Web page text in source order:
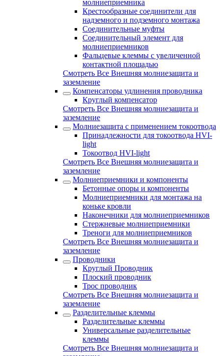
молниеприемника
Крестообразные соединители для
надземного и подземного монтажа
Соединительные муфты
Соединительный элемент для
молниеприемников
Фальцевые клеммы с увеличенной
контактной площадью
Смотреть Все Внешняя молниезащита и
заземление
Компенсаторы удлинения проводника
Круглый компенсатор
Смотреть Все Внешняя молниезащита и
заземление
Молниезащита с применением токоотвода
Принадлежности для токоотвода HVI-
light
Токоотвод HVI-light
Смотреть Все Внешняя молниезащита и
заземление
Молниеприемники и компоненты
Бетонные опоры и компоненты
Молниеприемники для монтажа на
коньке кровли
Наконечники для молниеприемников
Стержневые молниеприемники
Треноги для молниеприемников
Смотреть Все Внешняя молниезащита и
заземление
Проводники
Круглый Проводник
Плоский проводник
Трос проводник
Смотреть Все Внешняя молниезащита и
заземление
Разделительные клеммы
Разделительные клеммы
Универсальные разделительные
клеммы
Смотреть Все Внешняя молниезащита и